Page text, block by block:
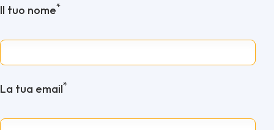
Il tuo nome*
La tua email*